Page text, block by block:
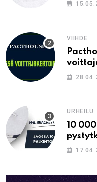
VIIHDE
URHEILU
10